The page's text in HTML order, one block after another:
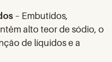
– Embutidos,
alto teor de sódio, o
de líquidos e a